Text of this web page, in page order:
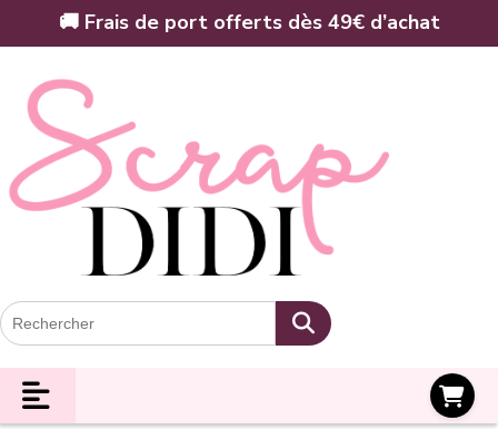
🚚 Frais de port offerts dès 49€ d’achat